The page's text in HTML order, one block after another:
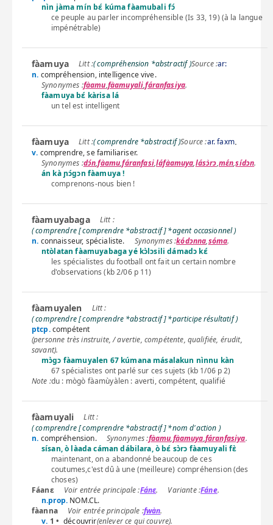
nìn jàma mín bɛ́ kúma fàamubali fɔ́
ce peuple au parler incompréhensible (Is 33, 19) (à la langue
impénétrable)
fàamuya ( compréhension *abstractif )Source :ar:
n. compréhension, intelligence vive.
fàamu,fàamuyali,fáranfasiya.
fàamuya bɛ́ kàrisa lá
un tel est intelligent
fàamuya ( comprendre *abstractif )Source :ar. faxm.
v. comprendre, se familiariser.
dɔ́n,fàamu,fáranfasi,láfàamuya,lásɔ̀rɔ,mɛ́n,sídɔn.
án kà ɲɔ́gɔn fàamuya !
comprenons-nous bien !
fàamuyabaga
( comprendre [ comprendre *abstractif ] *agent occasionnel )
n. connaisseur, spécialiste. kódɔnna,sóma.
ntòlatan fàamuyabaga yé kɔ̀lɔsili dámadɔ kɛ́
les spécialistes du football ont fait un certain nombre
d'observations (kb 2/06 p 11)
fàamuyalen
( comprendre [ comprendre *abstractif ] *participe résultatif )
ptcp.compétent
(personne très instruite, / avertie, compétente, qualifiée, érudit,
savant).
mɔ̀gɔ fàamuyalen 67 kúmana másalakun nìnnu kàn
67 spécialistes ont parlé sur ces sujets (kb 1/06 p 2)
Note :du : mògò fàamùyàlen : averti, compétent, qualifié
fàamuyali
( comprendre [ comprendre *abstractif ] *nom d'action )
n. compréhension. fàamu,fàamuya,fáranfasiya.
sísan, ò làada cáman dábilara, ò bɛ́ sɔ̀rɔ fàamuyali fɛ̀
maintenant, on a abandonné beaucoup de ces
coutumes,c'est dû à une (meilleure) compréhension (des
choses)
Fáanɛ
Fánɛ. Fáne.
n.prop. NOM.CL.
fàanna
fwàn.
v. 1 • découvrir(enlever ce qui couvre).